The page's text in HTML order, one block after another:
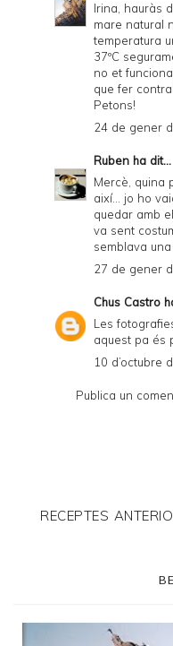
Irina, hauràs
mare natural
temperatura
37ºC
no et
que fer
Petons!
24 de gener
Ruben ha dit...
Mercè, quina
així... jo ho
quedar amb
va sent
semblava
27 de gener
Chus Castro
Les
aquest pa és
10 d’octubre
Publica un
RECEPTES